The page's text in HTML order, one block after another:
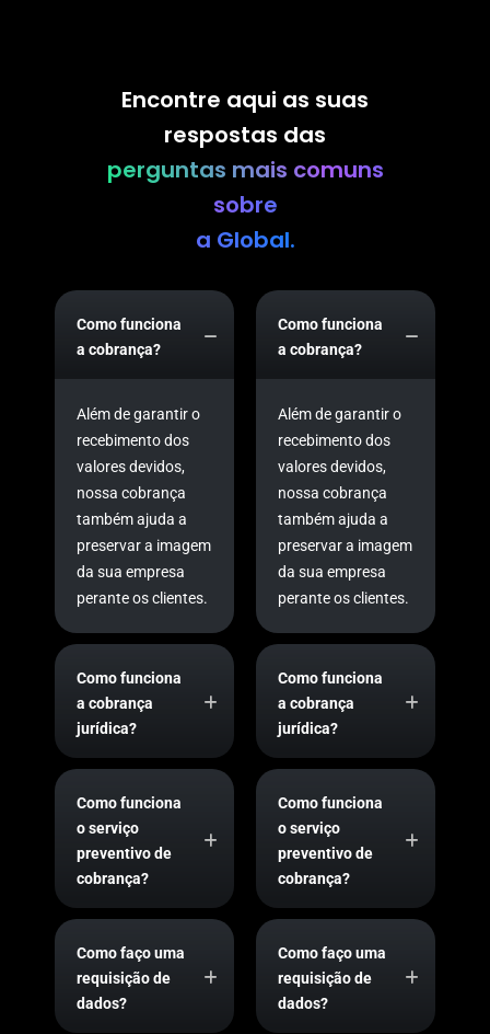
Encontre aqui as suas
respostas das
perguntas mais comuns
sobre
a Global.
Como funciona
a cobrança?
Além de garantir o
recebimento dos
valores devidos,
nossa cobrança
também ajuda a
preservar a imagem
da sua empresa
perante os clientes.
Como funciona
a cobrança
jurídica?
Como funciona
o serviço
preventivo de
cobrança?
Como faço uma
requisição de
dados?
Como funciona
a cobrança?
Além de garantir o
recebimento dos
valores devidos,
nossa cobrança
também ajuda a
preservar a imagem
da sua empresa
perante os clientes.
Como funciona
a cobrança
jurídica?
Como funciona
o serviço
preventivo de
cobrança?
Como faço uma
requisição de
dados?